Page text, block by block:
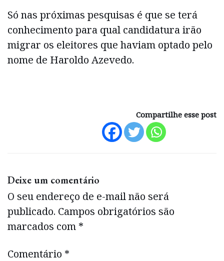
Só nas próximas pesquisas é que se terá
conhecimento para qual candidatura irão
migrar os eleitores que haviam optado pelo
nome de Haroldo Azevedo.
Compartilhe esse post
Deixe um comentário
O seu endereço de e-mail não será
publicado. Campos obrigatórios são
marcados com *
Comentário *